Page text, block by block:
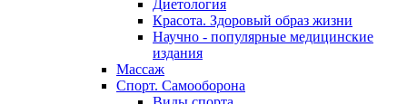
Диетология
Красота. Здоровый образ жизни
Научно - популярные медицинские
издания
Массаж
Спорт. Самооборона